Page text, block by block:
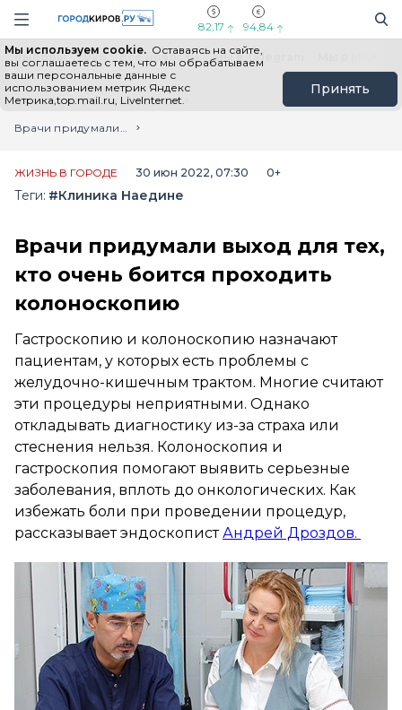
Навигация сайта
82,17 94,84
Мы используем cookie. Оставаясь на сайте,
вы соглашаетесь с тем, что мы обрабатываем
ваши персональные данные с
использованием метрик Яндекс
Метрика,top.mail.ru, LiveInternet.
Принять
Выборы - 2026 Все новости Мы в Telegram
Главная
Лента новостей
Врачи придумали выход для тех, кто очень боится проходить колоноскопию
ЖИЗНЬ В ГОРОДЕ 30 июн 2022, 07:30 0+
Теги: #Клиника Наедине
Врачи придумали выход для тех,
кто очень боится проходить
колоноскопию
Гастроскопию и колоноскопию назначают
пациентам, у которых есть проблемы с
желудочно-кишечным трактом. Многие считают
эти процедуры неприятными. Однако
откладывать диагностику из-за страха или
стеснения нельзя. Колоноскопия и
гастроскопия помогают выявить серьезные
заболевания, вплоть до онкологических. Как
избежать боли при проведении процедур,
рассказывает эндоскопистАндрей Дроздов.